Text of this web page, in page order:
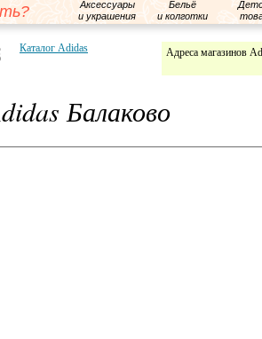
Аксессуары
и украшения
Бельё
и колготки
Каталог Adidas Адреса магазинов
Балаково